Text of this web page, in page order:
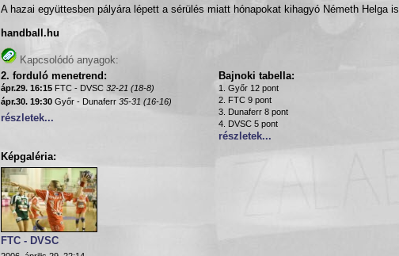
A hazai együttesben pályára lépett a sérülés miatt hónapokat kihagyó Németh Helga is.
handball.hu
Kapcsolódó anyagok:
2. forduló menetrend:
ápr.29. 16:15 FTC - DVSC 32-21 (18-8)
ápr.30. 19:30 Győr - Dunaferr 35-31 (16-16)
részletek...
Bajnoki tabella:
1. Győr 12 pont
2. FTC 9 pont
3. Dunaferr 8 pont
4. DVSC 5 pont
részletek...
Képgaléria:
FTC - DVSC